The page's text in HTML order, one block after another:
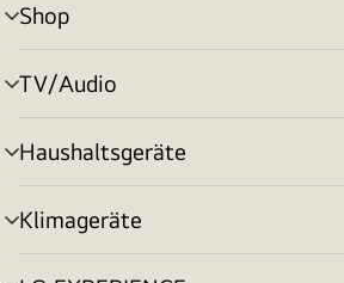
Shop
Menü
umschalten
TV/Audio
Menü
umschalten
Haushaltsgeräte
Menü
umschalten
Klimageräte
Menü
umschalten